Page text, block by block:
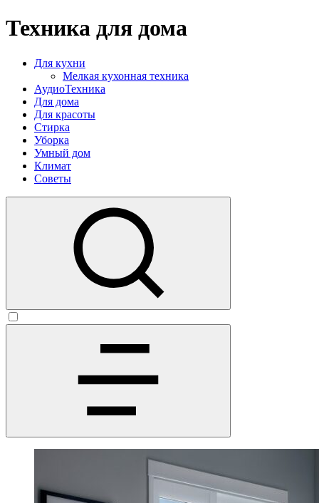
Техника для дома
Для кухни
Мелкая кухонная техника
АудиоТехника
Для дома
Для красоты
Стирка
Уборка
Умный дом
Климат
Советы